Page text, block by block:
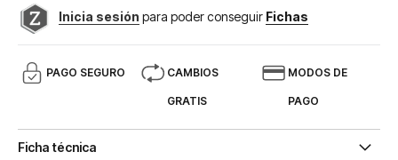
Inicia sesión para poder conseguir Fichas
PAGO SEGURO CAMBIOS
GRATIS
MODOS DE
PAGO
Ficha técnica